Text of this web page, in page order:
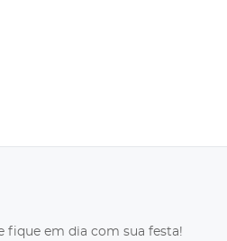
fique em dia com sua festa!